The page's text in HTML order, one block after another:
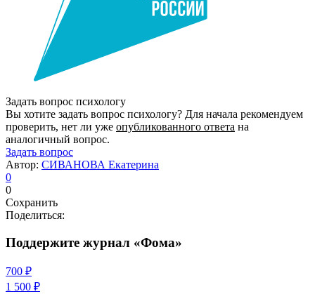
Задать вопрос психологу
Вы хотите задать вопрос психологу? Для начала рекомендуем
проверить, нет ли уже опубликованного ответа на
аналогичный вопрос.
Задать вопрос
Автор: СИВАНОВА Екатерина
0
0
Сохранить
Поделиться:
Поддержите журнал «Фома»
700 ₽
1 500 ₽